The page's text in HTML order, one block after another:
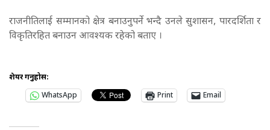
राजनीतिलाई सम्मानको क्षेत्र बनाउनुपर्ने भन्दै उनले सुशासन, पारदर्शिता र
विकृतिरहित बनाउन आवश्यक रहेको बताए ।
शेयर गर्नुहोस:
WhatsApp
Print Email